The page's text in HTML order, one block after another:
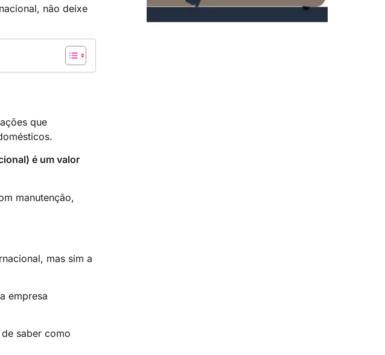
não deixe
que
é um valor
manutenção,
mas sim a
empresa
saber como